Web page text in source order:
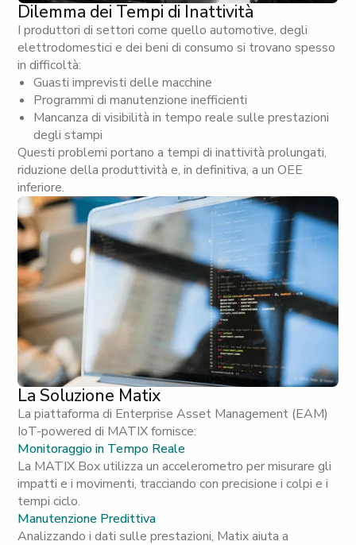
Dilemma dei Tempi di Inattività
I produttori di settori come quello automotive, degli
elettrodomestici e dei beni di consumo si trovano spesso
in difficoltà:
Guasti imprevisti delle macchine
Programmi di manutenzione inefficienti
Mancanza di visibilità in tempo reale sulle prestazioni
degli stampi
Questi problemi portano a tempi di inattività prolungati,
riduzione della produttività e, in definitiva, a un OEE
inferiore.
La Soluzione Matix
La piattaforma di Enterprise Asset Management (EAM)
IoT-powered di MATIX fornisce:
Monitoraggio in Tempo Reale
La MATIX Box utilizza un accelerometro per misurare gli
impatti e i movimenti, tracciando con precisione i colpi e i
tempi ciclo.
Manutenzione Predittiva
Analizzando i dati sulle prestazioni, Matix aiuta a